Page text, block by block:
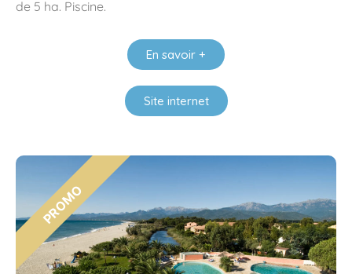
de 5 ha. Piscine.
En savoir +
Site internet